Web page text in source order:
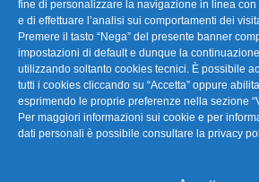
fine di personalizzare la navigazione in linea con
e di effettuare l’analisi sui comportamenti dei
Premere il tasto “Nega” del presente banner
impostazioni di default e dunque la
utilizzando soltanto cookies tecnici. È possibile
tutti i cookies cliccando su “Accetta” oppure
esprimendo le proprie preferenze nella sezione
Per maggiori informazioni sui cookie e per
dati personali è possibile consultare la privacy
La nostra Newsletter
Link Utili
TG Confartigianato
Privacy & Cookie Policy